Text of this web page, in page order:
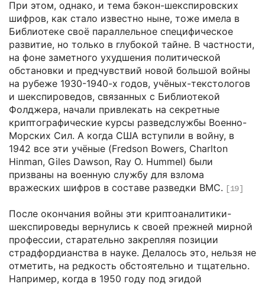
При этом, однако, и тема бэкон-шекспировских
шифров, как стало известно ныне, тоже имела в
Библиотеке своё параллельное специфическое
развитие, но только в глубокой тайне. В частности,
на фоне заметного ухудшения политической
обстановки и предчувствий новой большой войны
на рубеже 1930-1940-х годов, учёных-текстологов
и шекспироведов, связанных с Библиотекой
Фолджера, начали привлекать на секретные
криптографические курсы разведслужбы Военно-
Морских Сил. А когда США вступили в войну, в
1942 все эти учёные (Fredson Bowers, Charlton
Hinman, Giles Dawson, Ray O. Hummel) были
призваны на военную службу для взлома
вражеских шифров в составе разведки ВМС. [19]
После окончания войны эти криптоаналитики-
шекспироведы вернулись к своей прежней мирной
профессии, старательно закрепляя позиции
страдфордианства в науке. Делалось это, нельзя не
отметить, на редкость обстоятельно и тщательно.
Например, когда в 1950 году под эгидой